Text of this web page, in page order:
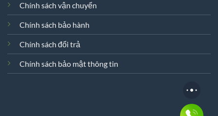
Chính sách vận chuyển
Chính sách bảo hành
Chính sách đổi trả
Chính sách bảo mật thông tin
Xin chào! Em là chuyên